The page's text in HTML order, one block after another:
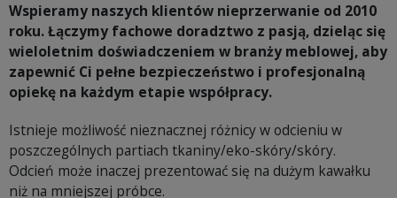
Wspieramy naszych klientów nieprzerwanie od 2010
roku. Łączymy fachowe doradztwo z pasją, dzieląc się
wieloletnim doświadczeniem w branży meblowej, aby
zapewnić Ci pełne bezpieczeństwo i profesjonalną
opiekę na każdym etapie współpracy.
Istnieje możliwość nieznacznej różnicy w odcieniu w
poszczególnych partiach tkaniny/eko-skóry/skóry.
Odcień może inaczej prezentować się na dużym kawałku
niż na mniejszej próbce.